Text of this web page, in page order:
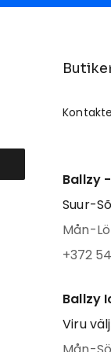
Ballzy
Suur-
Mån-
+372
Ballzy
Viru